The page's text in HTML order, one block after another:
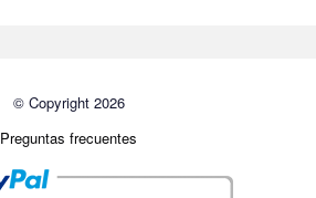
© Copyright 2026
Preguntas frecuentes